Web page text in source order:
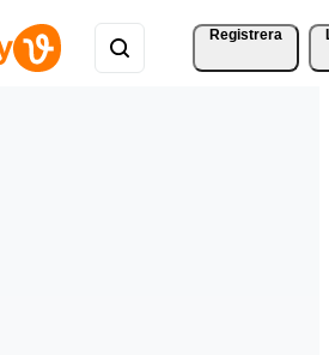
Registrera